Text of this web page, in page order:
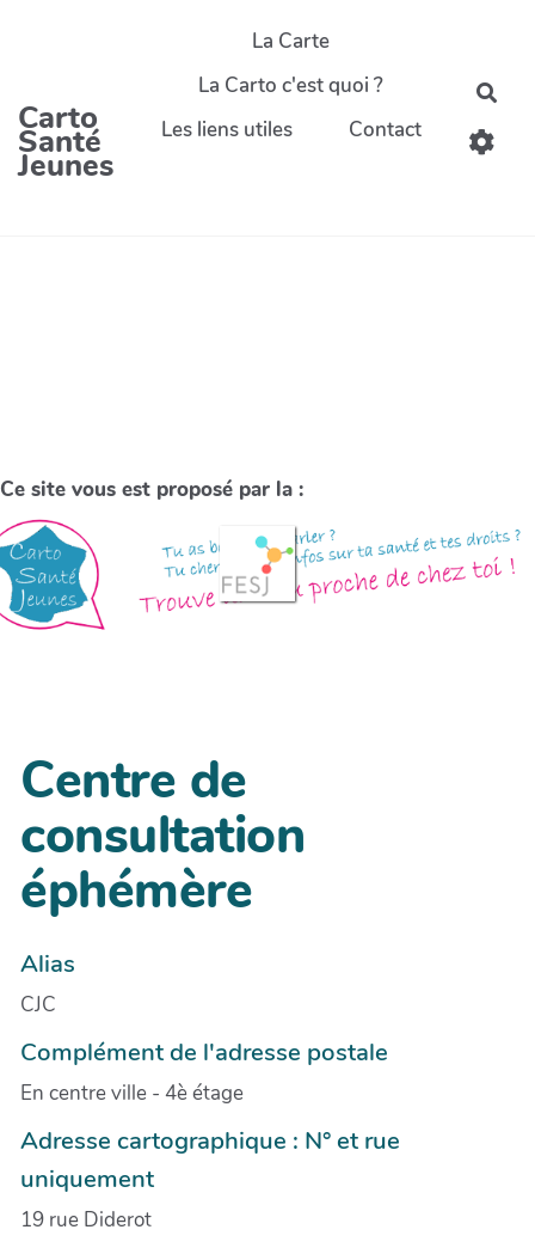
Carto
Santé
Jeunes
La Carte
La Carto c'est quoi ?
Les liens utiles
Contact
Ce site vous est proposé par la :
Centre de
consultation
éphémère
Alias
CJC
Complément de l'adresse postale
En centre ville - 4è étage
Adresse cartographique : N° et rue
uniquement
19 rue Diderot